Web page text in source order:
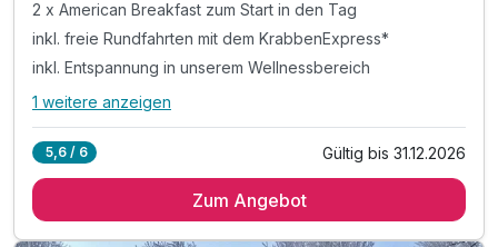
2 x American Breakfast zum Start in den Tag
inkl. freie Rundfahrten mit dem KrabbenExpress*
inkl. Entspannung in unserem Wellnessbereich
Alle Inklusivleistungen
2 x American Breakfast zum Start in den Tag
1 weitere anzeigen
5,6 / 6 Gültig bis 31.12.2026
Zum Angebot